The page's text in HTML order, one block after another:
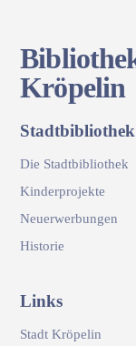
Kröpelin
Stadtbibliothek
Die Stadtbibliothek
Kinderprojekte
Neuerwerbungen
Historie
Links
Stadt Kröpelin